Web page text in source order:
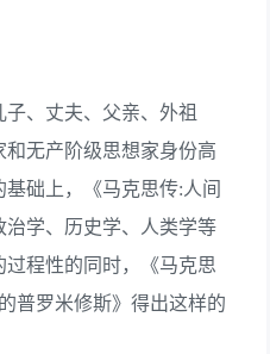
、丈夫、父亲、外祖
无产阶级思想家身份高
础上，《马克思传:人间
学、历史学、人类学等
程性的同时，《马克思
普罗米修斯》得出这样的